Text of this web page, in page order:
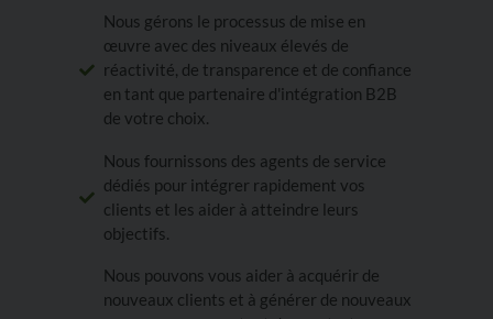
Nous gérons le processus de mise en
œuvre avec des niveaux élevés de
réactivité, de transparence et de confiance
en tant que partenaire d'intégration B2B
de votre choix.
Nous fournissons des agents de service
dédiés pour intégrer rapidement vos
clients et les aider à atteindre leurs
objectifs.
Nous pouvons vous aider à acquérir de
nouveaux clients et à générer de nouveaux